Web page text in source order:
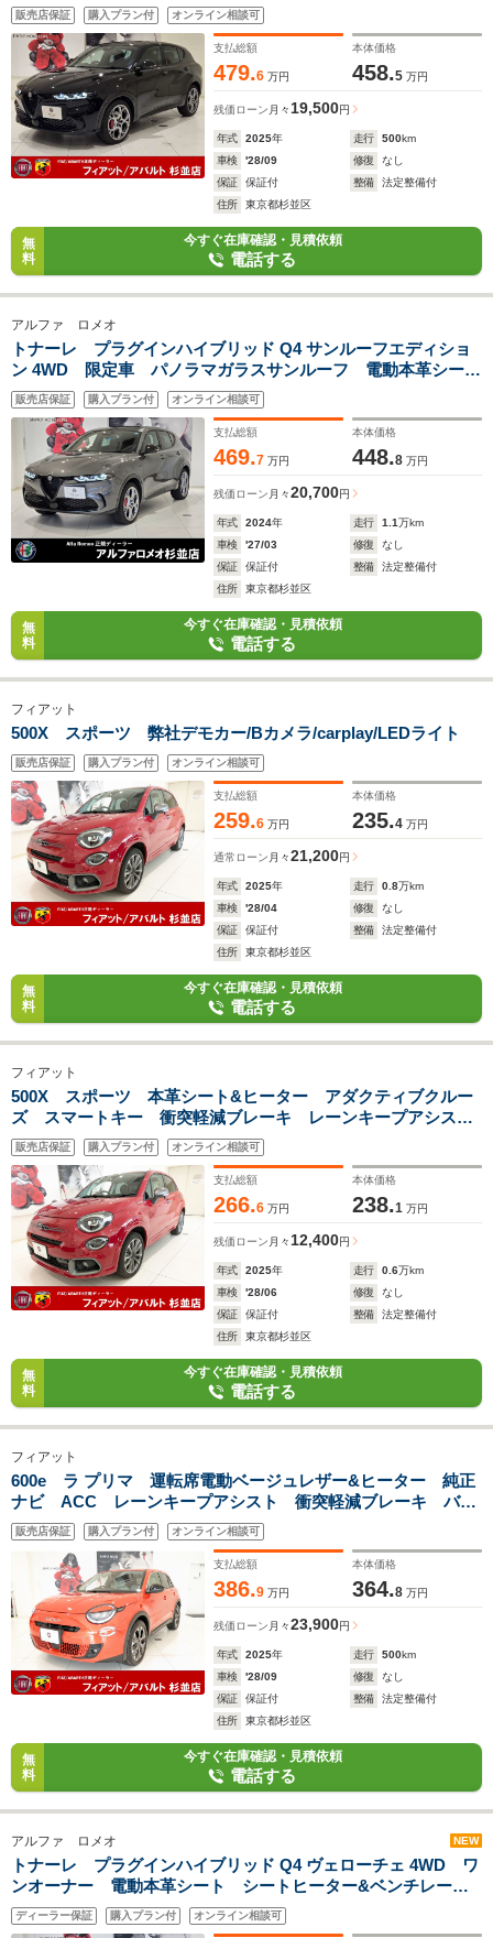
スト 衝突軽減ブレーキ 純正ナビ 360℃アラウンドビュー
バックカメラ 純正20インチアルミ 新車保証継承
販売店保証 購入プラン付 オンライン相談可
支払総額
479.6 万円
本体価格
458.5 万円
残価ローン 月々 19,500円
年式 2025年 走行 500km
車検
'28/09 修復
なし
保証
保証付 整備
法定整備付
住所
東京都杉並区
無
料
今すぐ在庫確認・見積依頼
電話する
アルファ ロメオ
トナーレ プラグインハイブリッド Q4 サンルーフエディショ
ン 4WD 限定車 パノラマガラスサンルーフ 電動本革シー
ト シートヒーター&ベンチレーョン ACC レーンキープア
シスト 衝突軽減ブレーキ 純正ナビ 360℃ビュー バックカ
メラ ドラレコ 純正20インチアルミ
販売店保証 購入プラン付 オンライン相談可
支払総額
469.7 万円
本体価格
448.8 万円
残価ローン 月々20,700円
年式 2024年 走行 1.1万km
車検
'27/03 修復
なし
保証
保証付 整備
法定整備付
住所
東京都杉並区
無
料
今すぐ在庫確認・見積依頼
電話する
フィアット
500X スポーツ 弊社デモカー/Bカメラ/carplay/LEDライト
販売店保証 購入プラン付 オンライン相談可
支払総額
259.6 万円
本体価格
235.4 万円
通常ローン 月々21,200円
年式 2025年 走行 0.8万km
車検
'28/04 修復
なし
保証
保証付 整備
法定整備付
住所
東京都杉並区
無
料
今すぐ在庫確認・見積依頼
電話する
フィアット
500X スポーツ 本革シート&ヒーター アダクティブクルー
ズ スマートキー 衝突軽減ブレーキ レーンキープアシス
ト バックカメラ Carplay Bluetooth キセノンヘッドライ
ト 前後パークセンサー 純正19インチアルミ
販売店保証 購入プラン付 オンライン相談可
支払総額
266.6 万円
本体価格
238.1 万円
残価ローン 月々 12,400円
年式 2025年 走行 0.6万km
車検
'28/06 修復
なし
保証
保証付 整備
法定整備付
住所
東京都杉並区
無
料
今すぐ在庫確認・見積依頼
電話する
フィアット
600e ラ プリマ 運転席電動ベージュレザー&ヒーター 純正
ナビ ACC レーンキープアシスト 衝突軽減ブレーキ バッ
クカメラ LEDヘッドライト 純正18インチアルミ 充電航続
距離493Km(カタログ値)
販売店保証 購入プラン付 オンライン相談可
支払総額
386.9 万円
本体価格
364.8 万円
残価ローン 月々23,900円
年式 2025年 走行 500km
車検
'28/09 修復
なし
保証
保証付 整備
法定整備付
住所
東京都杉並区
無
料
今すぐ在庫確認・見積依頼
電話する
アルファ ロメオ NEW
トナーレ プラグインハイブリッド Q4 ヴェローチェ 4WD ワ
ンオーナー 電動本革シート シートヒーター&ベンチレーシ
ョン ACC レーンキープアシスト 衝突軽減ブレーキ 純正
ナビ 360℃アラウンドビュー ドラレコ前後 純正20インチ
ディーラー保証 購入プラン付 オンライン相談可